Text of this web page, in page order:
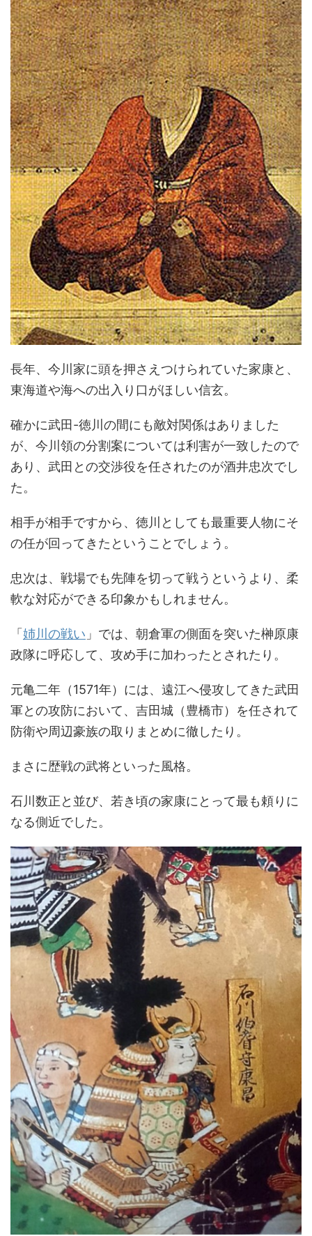
長年、今川家に頭を押さえつけられていた家康と、
東海道や海への出入り口がほしい信玄。
確かに武田-徳川の間にも敵対関係はありました
が、今川領の分割案については利害が一致したので
あり、武田との交渉役を任されたのが酒井忠次でし
た。
相手が相手ですから、徳川としても最重要人物にそ
の任が回ってきたということでしょう。
忠次は、戦場でも先陣を切って戦うというより、柔
軟な対応ができる印象かもしれません。
「 姉川の戦い 」では、朝倉軍の側面を突いた榊原康
政隊に呼応して、攻め手に加わったとされたり。
元亀二年（1571年）には、遠江へ侵攻してきた武田
軍との攻防において、吉田城（豊橋市）を任されて
防衛や周辺豪族の取りまとめに徹したり。
まさに歴戦の武将といった風格。
石川数正と並び、若き頃の家康にとって最も頼りに
なる側近でした。